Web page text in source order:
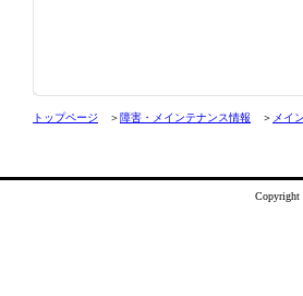
トップページ ＞障害・メインテナンス情報 ＞ メイ
Copyright